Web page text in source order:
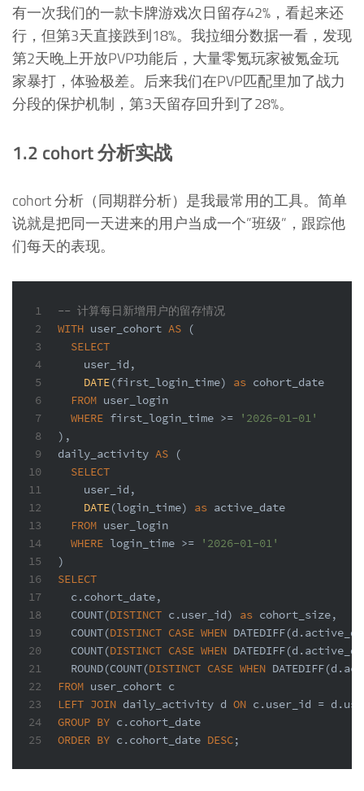
有一次我们的一款卡牌游戏次日留存42%，看起来还
行，但第3天直接跌到18%。我拉细分数据一看，发现
第2天晚上开放PVP功能后，大量零氪玩家被氪金玩
家暴打，体验极差。后来我们在PVP匹配里加了战力
分段的保护机制，第3天留存回升到了28%。
1.2 cohort 分析实战
cohort 分析（同期群分析）是我最常用的工具。简单
说就是把同一天进来的用户当成一个”班级”，跟踪他
们每天的表现。
1
2
3
4
5
6
7
8
9
10
11
12
13
14
15
16
17
18
19
20
21
22
23
24
25
-- 计算每日新增用户的留存情况
WITH user_cohort AS (
SELECT
    user_id,
DATE(first_login_time) as cohort_date
FROM user_login
WHERE first_login_time >=
'2026-01-01'
),
daily_activity AS (
SELECT
    user_id,
DATE(login_time) as active_date
FROM user_login
WHERE login_time >=
'2026-01-01'
)
SELECT
  c.cohort_date,
COUNT(DISTINCT c.user_id) as cohort_size,
COUNT(DISTINCT CASE WHEN
COUNT(DISTINCT CASE WHEN
  ROUND(
COUNT(DISTINCT CASE WHEN
FROM user_cohort c
LEFT JOIN daily_activity d ON c.user_id =
GROUP BY c.cohort_date
ORDER BY c.cohort_date DESC;